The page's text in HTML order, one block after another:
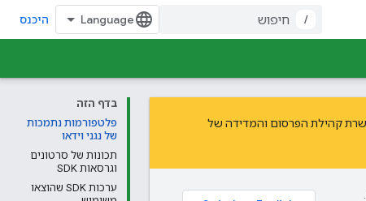
/ היכנס
בדף הזה
פלטפורמות נתמכות
של נגני וידאו
תכונות של סרטונים
וגרסאות SDK
ערכות SDK שהוצאו
קהילת הפרסום והמדידה של